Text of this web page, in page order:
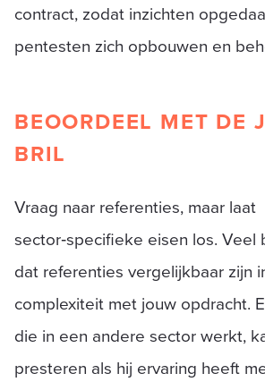
contract, zodat inzichten
pentesten zich opbouwen en
BEOORDEEL MET DE
BRIL
Vraag naar referenties, maar laat
sector‑specifieke eisen los. Veel
dat referenties vergelijkbaar zijn
complexiteit met jouw opdracht.
die in een andere sector werkt,
presteren als hij ervaring heeft